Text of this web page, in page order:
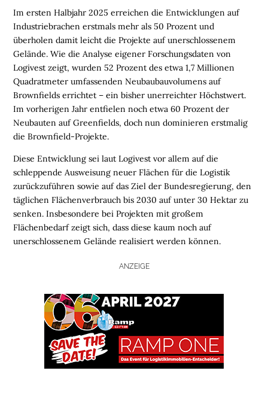
H
O
M
L
Im ersten Halbjahr 2025 erreichen die Entwicklungen auf
Industriebrachen erstmals mehr als 50 Prozent und
überholen damit leicht die Projekte auf unerschlossenem
Gelände.Wie dieAnalyse eigener Forschungsdatenvon
Logivestzeigt,wurden 52 Prozentdes etwa 1,7 Millionen
QuadratmeterumfassendenNeubaubauvolumens auf
Brownfields errichtet – ein bisher unerreichter Höchstwert.
Im vorherigen Jahr entfielen noch etwa 60 Prozent der
Neubauten auf Greenfields, doch nun dominieren erstmalig
die Brownfield-Projekte.
Diese Entwicklung sei laut Logivest vor allem auf die
schleppende Ausweisung neuer Flächen für die Logistik
zurückzuführen sowie auf das Ziel der Bundesregierung, den
täglichen Flächenverbrauch bis 2030 auf unter 30 Hektar zu
senken. Insbesondere bei Projekten mit großem
Flächenbedarf zeigt sich, dass diese kaum noch auf
unerschlossenem Gelände realisiert werden können.
ANZEIGE